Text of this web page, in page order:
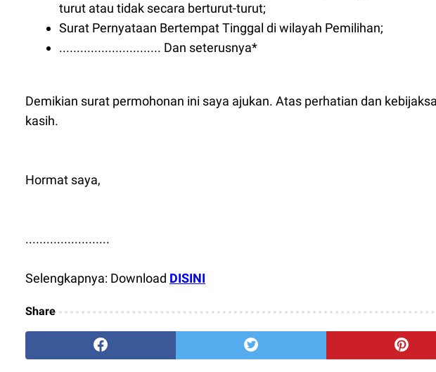
turut atau tidak secara berturut-turut;
Surat Pernyataan Bertempat Tinggal di wilayah Pemilihan;
............................. Dan seterusnya*
Demikian surat permohonan ini saya ajukan. Atas perhatian dan
kasih.
Hormat saya,
........................
Selengkapnya: Download DISINI
Share